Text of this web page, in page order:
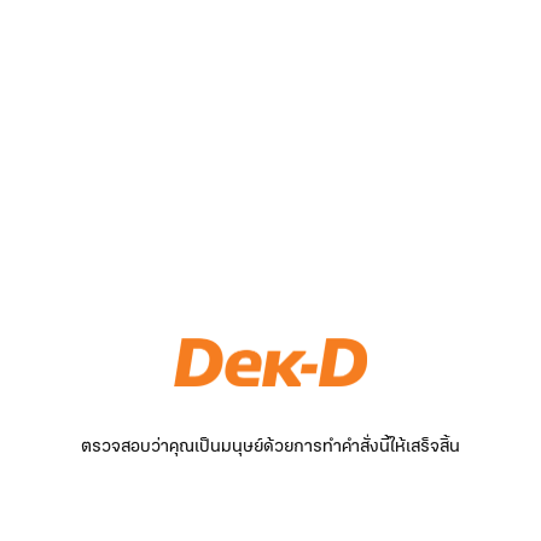
ตรวจสอบว่าคุณเป็นมนุษย์ด้วยการทำคำสั่งนี้ให้เสร็จสิ้น